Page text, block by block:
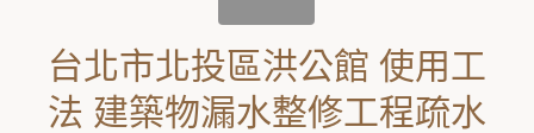
台北市北投區洪公館 使用工
法 建築物漏水整修工程疏水